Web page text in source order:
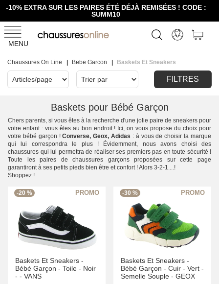
-10% EXTRA SUR LES PAIRES ÉTÉ DÉJÀ REMISÉES ! CODE :
SUMM10
MENU
Chaussures On Line Bebe Garcon Baskets Et Sneakers
FILTRES
Baskets pour Bébé Garçon
Chers parents, si vous êtes à la recherche d'une jolie paire de sneakers pour
votre enfant : vous êtes au bon endroit ! Ici, on vous propose du choix pour
votre bébé garçon !Converse, Geox, Adidas : à vous de choisir la marque
qui lui correspondra le plus ! Évidemment, nous avons choisi des
chaussures qui lui permettra de réaliser ses premiers pas en toute sécurité !
Toute les paires de chaussures garçons proposées sur cette page
garantiront à ses petits pieds bien être et confort ! Alors 3-2-1....!
Shoppez !
-20 %
Baskets Et Sneakers -
Bébé Garçon - Toile - Noir
- - VANS
-30 %
Baskets Et Sneakers -
Bébé Garçon - Cuir - Vert -
Semelle Souple - GEOX